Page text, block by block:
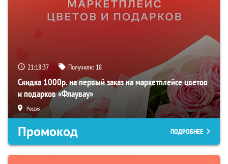
21:18:36 Получили: 18
Скидка 1000р. на первый заказ на маркетплейсе цветов
и подарков «Флаувау»
Россия
Промокод ПОДРОБНЕЕ